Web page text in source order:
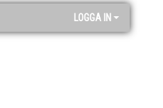
LOGGA IN